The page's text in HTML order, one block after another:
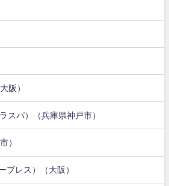
阪）
スパ）（兵庫県神戸市）
）
ブレス）（大阪）